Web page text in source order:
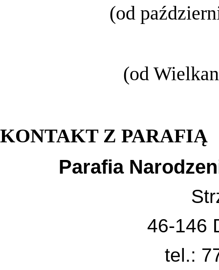
(od
(od
KONTAKT Z PARAFIĄ
Parafia
46-146
tel.: